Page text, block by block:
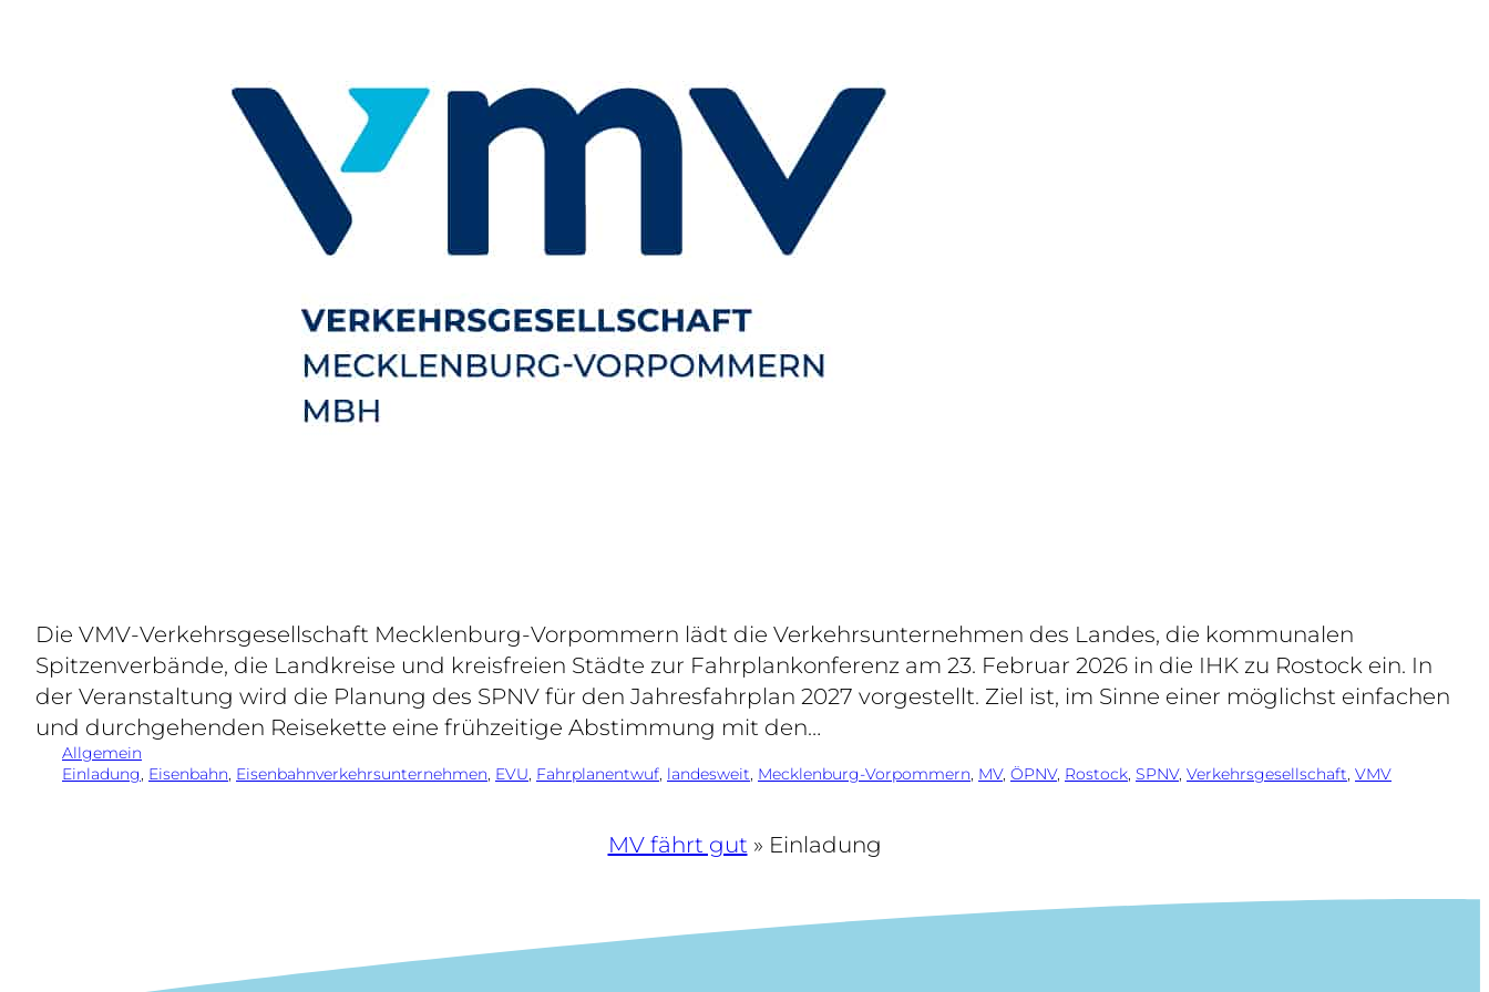
Die VMV-Verkehrsgesellschaft Mecklenburg-Vorpommern lädt die Verkehrsunternehmen des Landes, die kommunalen
Spitzenverbände, die Landkreise und kreisfreien Städte zur Fahrplankonferenz am 23. Februar 2026 in die IHK zu Rostock ein. In
der Veranstaltung wird die Planung des SPNV für den Jahresfahrplan 2027 vorgestellt. Ziel ist, im Sinne einer möglichst einfachen
und durchgehenden Reisekette eine frühzeitige Abstimmung mit den…
Allgemein
Einladung, Eisenbahn, Eisenbahnverkehrsunternehmen, EVU, Fahrplanentwuf, landesweit, Mecklenburg-Vorpommern, MV, ÖPNV, Rostock, SPNV, Verkehrsgesellschaft, VMV
MV fährt gut » Einladung